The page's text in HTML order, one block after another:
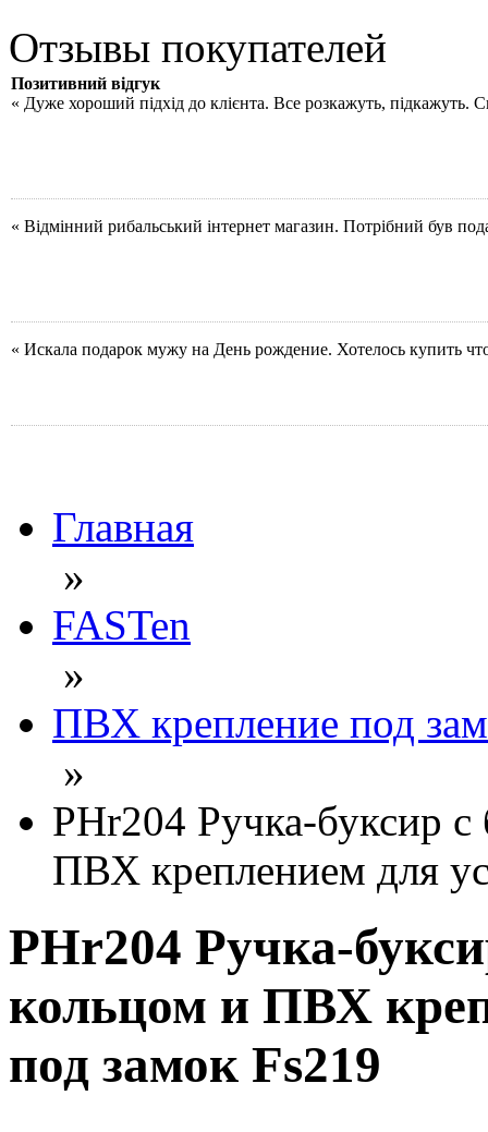
Отзывы покупателей
Позитивний відгук
« Дуже хороший підхід до клієнта. Все розкажуть, підкажуть.
« Відмінний рибальський інтернет магазин. Потрібний був
« Искала подарок мужу на День рождение. Хотелось купить
Главная
»
FASTen
»
ПВХ крепление под
»
PHr204 Ручка-буксир
ПВХ креплением для
PHr204 Ручка-
кольцом и ПВХ
под замок Fs219